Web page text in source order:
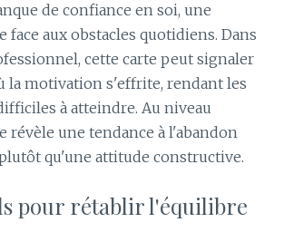
de confiance en soi, une
face aux obstacles quotidiens. Dans
cette carte peut signaler
la motivation s'effrite, rendant les
à atteindre. Au niveau
révèle une tendance à l'abandon
qu'une attitude constructive.
pour rétablir l'équilibre